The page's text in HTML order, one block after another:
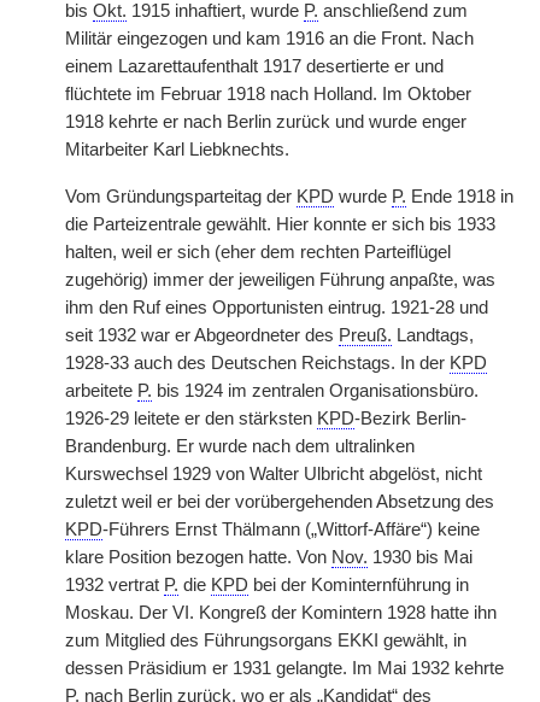
bis Okt. 1915 inhaftiert, wurde P. anschließend zum
Militär eingezogen und kam 1916 an die Front. Nach
einem Lazarettaufenthalt 1917 desertierte er und
flüchtete im Februar 1918 nach Holland. Im Oktober
1918 kehrte er nach Berlin zurück und wurde enger
Mitarbeiter Karl Liebknechts.
Vom Gründungsparteitag der KPD wurde P. Ende 1918 in
die Parteizentrale gewählt. Hier konnte er sich bis 1933
halten, weil er sich (eher dem rechten Parteiflügel
zugehörig) immer der jeweiligen Führung anpaßte, was
ihm den Ruf eines Opportunisten eintrug. 1921-28 und
seit 1932 war er Abgeordneter des Preuß. Landtags,
1928-33 auch des Deutschen Reichstags. In der KPD
arbeitete P. bis 1924 im zentralen Organisationsbüro.
1926-29 leitete er den stärksten KPD-Bezirk Berlin-
Brandenburg. Er wurde nach dem ultralinken
Kurswechsel 1929 von Walter Ulbricht abgelöst, nicht
zuletzt weil er bei der vorübergehenden Absetzung des
KPD-Führers Ernst Thälmann („Wittorf-Affäre“) keine
klare Position bezogen hatte. Von Nov. 1930 bis Mai
1932 vertrat P. die KPD bei der Kominternführung in
Moskau. Der VI. Kongreß der Komintern 1928 hatte ihn
zum Mitglied des Führungsorgans EKKI gewählt, in
dessen Präsidium er 1931 gelangte. Im Mai 1932 kehrte
P. nach Berlin zurück, wo er als „Kandidat“ des